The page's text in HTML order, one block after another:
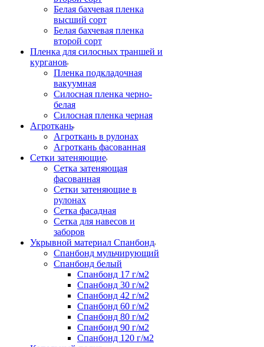
Белая бахчевая пленка
высший сорт
Белая бахчевая пленка
второй сорт
Пленка для силосных траншей и
курганов
Пленка подкладочная
вакуумная
Силосная пленка черно-
белая
Силосная пленка черная
Агроткань
Агроткань в рулонах
Агроткань фасованная
Сетки затеняющие
Сетка затеняющая
фасованная
Сетки затеняющие в
рулонах
Сетка фасадная
Сетка для навесов и
заборов
Укрывной материал Спанбонд
Спанбонд мульчирующий
Спанбонд белый
Спанбонд 17 г/м2
Спанбонд 30 г/м2
Спанбонд 42 г/м2
Спанбонд 60 г/м2
Спанбонд 80 г/м2
Спанбонд 90 г/м2
Спанбонд 120 г/м2